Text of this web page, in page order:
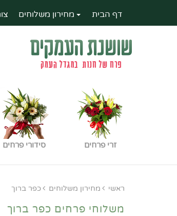
דף הבית מחירון משלוחים
זרי פרחים סידורי פרחים
ראשי מחירון משלוחים כפר ברוך
משלוחי פרחים כפר ברוך